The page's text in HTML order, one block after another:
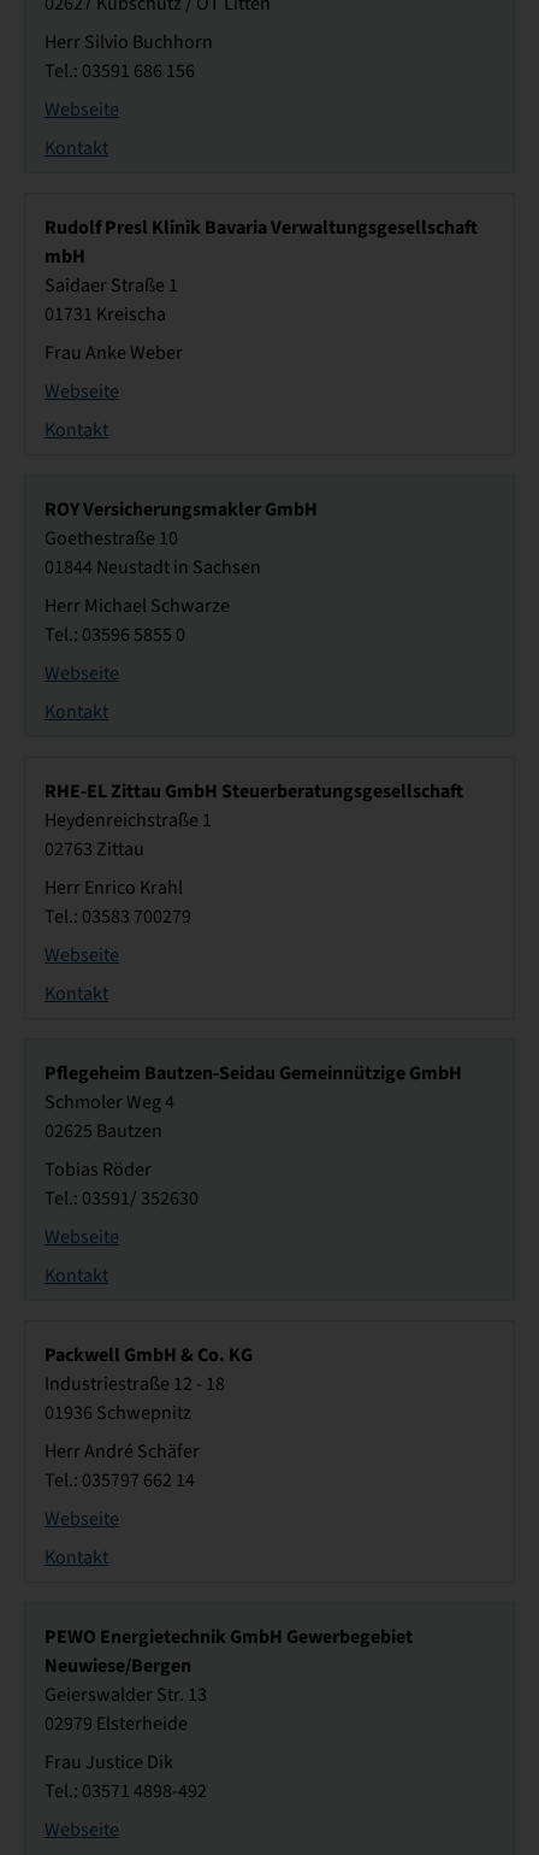
Herr Silvio Buchhorn
Tel.: 03591 686 156
Webseite
Kontakt
Rudolf Presl Klinik Bavaria Verwaltungsgesellschaft
mbH
Saidaer Straße 1
01731 Kreischa
Frau Anke Weber
Webseite
Kontakt
ROY Versicherungsmakler GmbH
Goethestraße 10
01844 Neustadt in Sachsen
Herr Michael Schwarze
Tel.: 03596 5855 0
Webseite
Kontakt
RHE-EL Zittau GmbH Steuerberatungsgesellschaft
Heydenreichstraße 1
02763 Zittau
Herr Enrico Krahl
Tel.: 03583 700279
Webseite
Kontakt
Pflegeheim Bautzen-Seidau Gemeinnützige GmbH
Schmoler Weg 4
02625 Bautzen
Tobias Röder
Tel.: 03591/ 352630
Webseite
Kontakt
Packwell GmbH & Co. KG
Industriestraße 12 - 18
01936 Schwepnitz
Herr André Schäfer
Tel.: 035797 662 14
Webseite
Kontakt
PEWO Energietechnik GmbH Gewerbegebiet
Neuwiese/Bergen
Geierswalder Str. 13
02979 Elsterheide
Frau Justice Dik
Tel.: 03571 4898-492
Webseite